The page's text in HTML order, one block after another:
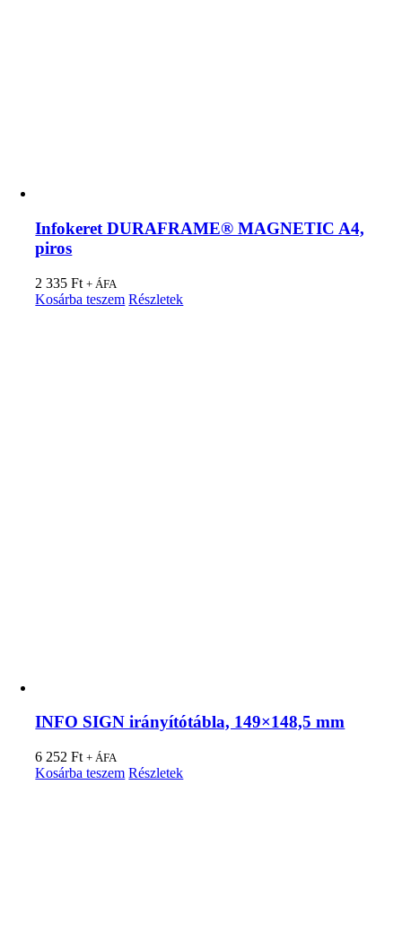
Infokeret DURAFRAME® MAGNETIC A4,
piros
2 335Ft + ÁFA
Kosárba teszem Részletek
INFO SIGN irányítótábla, 149×148,5 mm
6 252Ft + ÁFA
Kosárba teszem Részletek